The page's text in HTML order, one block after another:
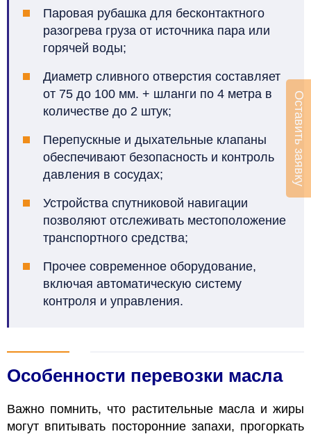
Паровая рубашка для бесконтактного
разогрева груза от источника пара или
горячей воды;
Диаметр сливного отверстия составляет
от 75 до 100 мм. + шланги по 4 метра в
количестве до 2 штук;
Перепускные и дыхательные клапаны
обеспечивают безопасность и контроль
давления в сосудах;
Устройства спутниковой навигации
позволяют отслеживать местоположение
транспортного средства;
Прочее современное оборудование,
включая автоматическую систему
контроля и управления.
Особенности перевозки масла
Важно помнить, что растительные масла и жиры
могут впитывать посторонние запахи, прогоркать
Оставить заявку